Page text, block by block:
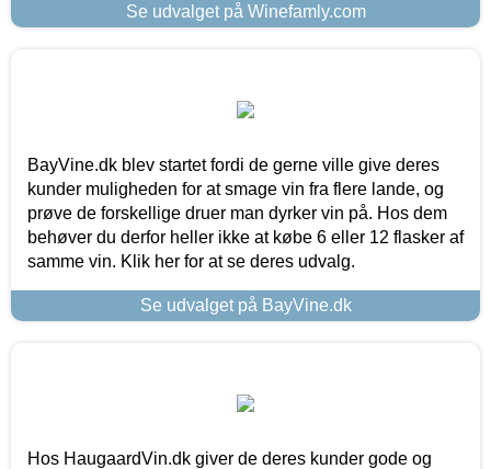
Se udvalget på Winefamly.com
BayVine.dk blev startet fordi de gerne ville give deres
kunder muligheden for at smage vin fra flere lande, og
prøve de forskellige druer man dyrker vin på. Hos dem
behøver du derfor heller ikke at købe 6 eller 12 flasker af
samme vin. Klik her for at se deres udvalg.
Se udvalget på BayVine.dk
Hos HaugaardVin.dk giver de deres kunder gode og